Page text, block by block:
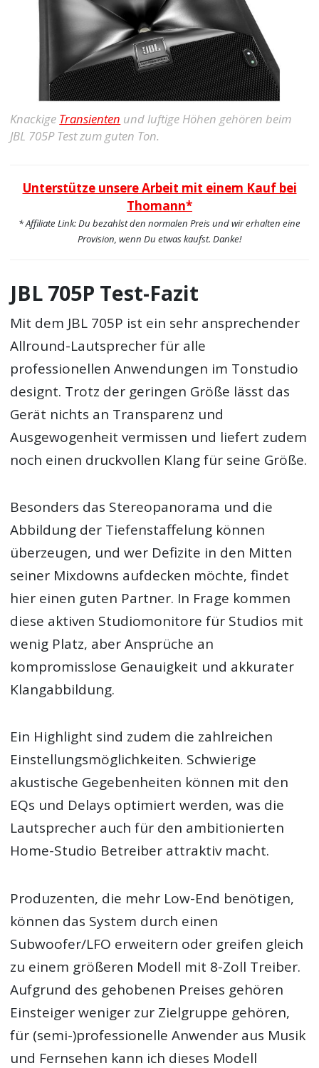
Knackige Transienten und luftige Höhen gehören beim
JBL 705P Test zum guten Ton.
Unterstütze unsere Arbeit mit einem Kauf bei
Thomann*
* Affiliate Link: Du bezahlst den normalen Preis und wir erhalten eine
Provision, wenn Du etwas kaufst. Danke!
JBL 705P Test-Fazit
Mit dem JBL 705P ist ein sehr ansprechender
Allround-Lautsprecher für alle
professionellen Anwendungen im Tonstudio
designt. Trotz der geringen Größe lässt das
Gerät nichts an Transparenz und
Ausgewogenheit vermissen und liefert zudem
noch einen druckvollen Klang für seine Größe.
Besonders das Stereopanorama und die
Abbildung der Tiefenstaffelung können
überzeugen, und wer Defizite in den Mitten
seiner Mixdowns aufdecken möchte, findet
hier einen guten Partner. In Frage kommen
diese aktiven Studiomonitore für Studios mit
wenig Platz, aber Ansprüche an
kompromisslose Genauigkeit und akkurater
Klangabbildung.
Ein Highlight sind zudem die zahlreichen
Einstellungsmöglichkeiten. Schwierige
akustische Gegebenheiten können mit den
EQs und Delays optimiert werden, was die
Lautsprecher auch für den ambitionierten
Home-Studio Betreiber attraktiv macht.
Produzenten, die mehr Low-End benötigen,
können das System durch einen
Subwoofer/LFO erweitern oder greifen gleich
zu einem größeren Modell mit 8-Zoll Treiber.
Aufgrund des gehobenen Preises gehören
Einsteiger weniger zur Zielgruppe gehören,
für (semi-)professionelle Anwender aus Musik
und Fernsehen kann ich dieses Modell